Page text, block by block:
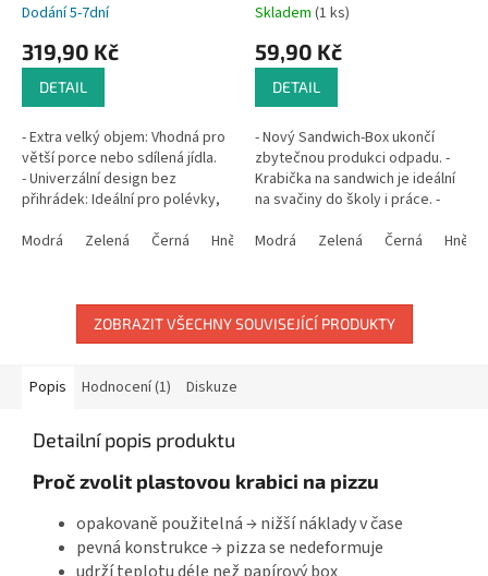
Dodání 5-7dní
319,90 Kč
DETAIL
- Extra velký objem: Vhodná pro
větší porce nebo sdílená jídla.
- Univerzální design bez
přihrádek: Ideální pro polévky,
Modrá
Zelená Černá Hnědá Růžová
Skladem (1 ks)
59,90 Kč
DETAIL
- Nový Sandwich-Box ukončí
zbytečnou produkci odpadu. -
Krabička na sandwich je ideální
na svačiny do školy i práce. -
alternativu k jednorázovému...
Modrá Zelená Černá Hnědá
ZOBRAZIT VŠECHNY SOUVISEJÍCÍ PRODUKTY
Popis Hodnocení (1) Diskuze
Detailní popis produktu
Proč zvolit plastovou krabici na pizzu
opakovaně použitelná → nižší náklady v čase
pevná konstrukce → pizza se nedeformuje